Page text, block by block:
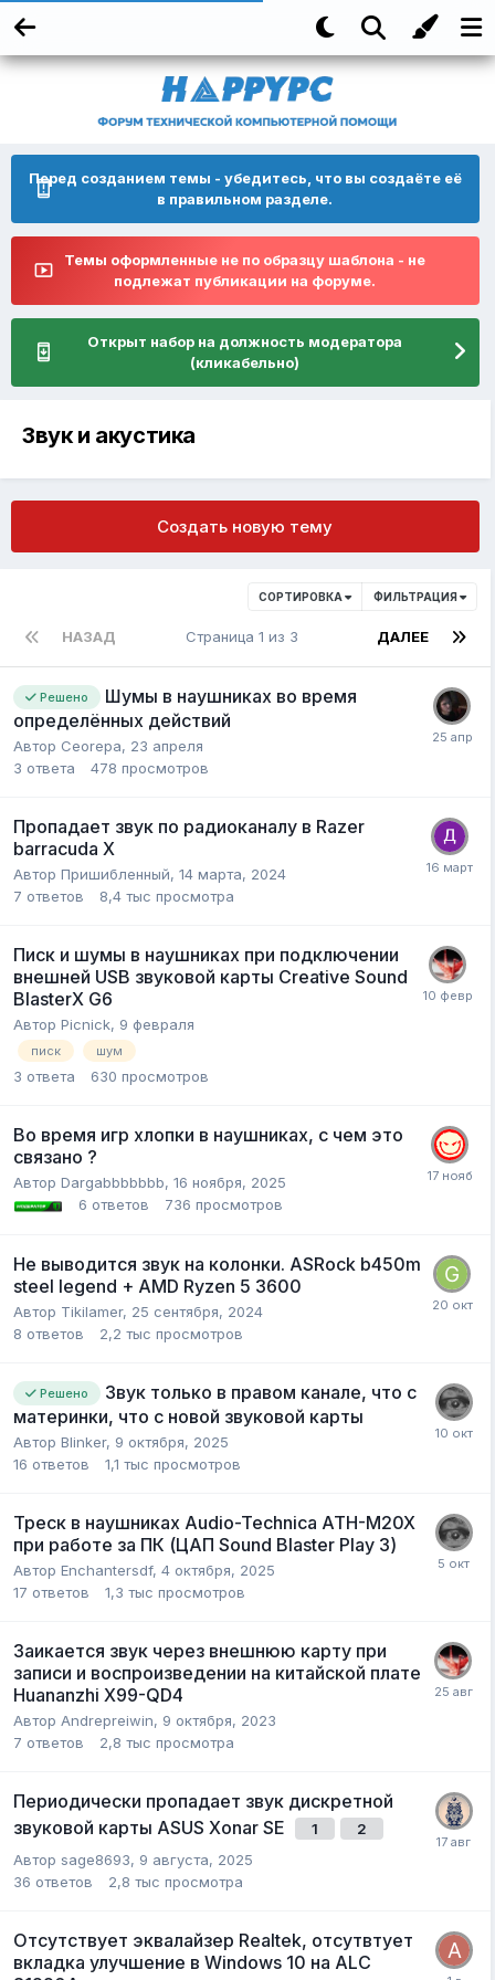
Перед созданием темы - убедитесь, что вы создаёте её
в правильном разделе.
Темы оформленные не по образцу шаблона - не
подлежат публикации на форуме.
Открыт набор на должность модератора
(кликабельно)
Звук и акустика
Создать новую тему
СОРТИРОВКА ФИЛЬТРАЦИЯ
НАЗАД ДАЛЕЕ
Страница 1 из 3
Решено
Шумы в наушниках во время
определённых действий
Автор Ceorepa, 23 апреля
3 ответа 478 просмотров
Пропадает звук по радиоканалу в Razer
barracuda X
Автор Пришибленный, 14 марта, 2024
7 ответов 8,4 тыс просмотра
Писк и шумы в наушниках при подключении
внешней USB звуковой карты Creative Sound
BlasterX G6
Автор Picnick, 9 февраля
писк шум
3 ответа 630 просмотров
Во время игр хлопки в наушниках, с чем это
связано ?
Автор Dargabbbbbbb, 16 ноября, 2025
6 ответов 736 просмотров
Не выводится звук на колонки. ASRock b450m
steel legend + AMD Ryzen 5 3600
Автор Tikilamer, 25 сентября, 2024
8 ответов 2,2 тыс просмотров
Решено
Звук только в правом канале, что с
материнки, что с новой звуковой карты
Автор Blinker, 9 октября, 2025
16 ответов 1,1 тыс просмотров
Треск в наушниках Audio-Technica ATH-M20X
при работе за ПК (ЦАП Sound Blaster Play 3)
Автор Enchantersdf, 4 октября, 2025
17 ответов 1,3 тыс просмотров
Заикается звук через внешнюю карту при
записи и воспроизведении на китайской плате
Huananzhi X99-QD4
Автор Andrepreiwin, 9 октября, 2023
7 ответов 2,8 тыс просмотра
Периодически пропадает звук дискретной
звуковой карты ASUS Xonar SE
1
2
Автор sage8693, 9 августа, 2025
36 ответов 2,8 тыс просмотра
Отсутствует эквалайзер Realtek, отсутвтует
вкладка улучшение в Windows 10 на ALC